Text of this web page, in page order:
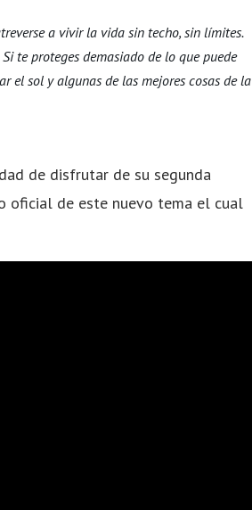
a vivir la vida sin techo, sin límites.
te proteges demasiado de lo que puede
el sol y algunas de las mejores cosas de la
de disfrutar de su segunda
oficial de este nuevo tema el cual